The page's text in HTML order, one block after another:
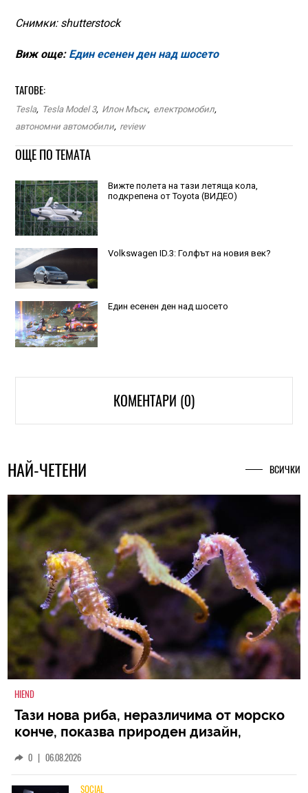
Снимки: shutterstock
Виж още: Един есенен ден над шосето
ТАГОВЕ:
Tesla, Tesla Model 3, Илон Мъск, електромобил,
автономни автомобили, review
ОЩЕ ПО ТЕМАТА
Вижте полета на тази летяща кола,
подкрепена от Toyota (ВИДЕО)
Volkswagen ID.3: Голфът на новия век?
Един есенен ден над шосето
КОМЕНТАРИ (0)
НАЙ-ЧЕТЕНИ ВСИЧКИ
HIEND
Тази нова риба, неразличима от морско
конче, показва природен дизайн,
0 | 06.08.2026
SOCIAL